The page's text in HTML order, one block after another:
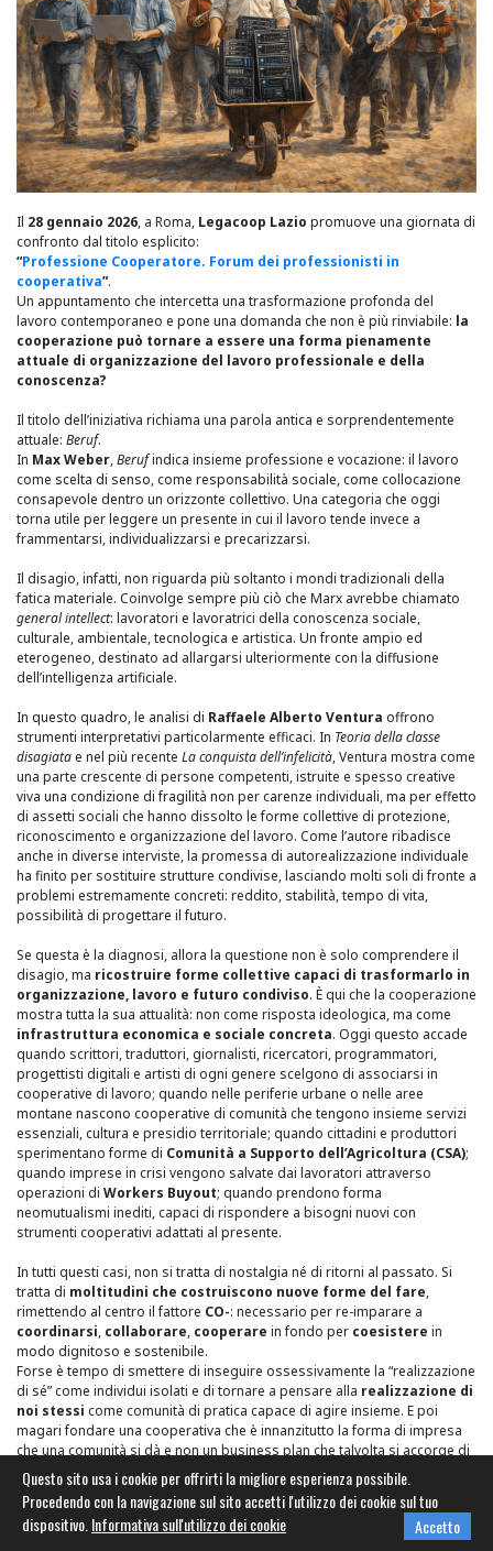
Il 28 gennaio 2026, a Roma, Legacoop Lazio promuove una giornata di
confronto dal titolo esplicito:
“Professione Cooperatore. Forum dei professionisti in
cooperativa”.
Un appuntamento che intercetta una trasformazione profonda del
lavoro contemporaneo e pone una domanda che non è più rinviabile: la
cooperazione può tornare a essere una forma pienamente
attuale di organizzazione del lavoro professionale e della
conoscenza?
Il titolo dell’iniziativa richiama una parola antica e sorprendentemente
attuale: Beruf.
In Max Weber,Berufindica insieme professione e vocazione: il lavoro
come scelta di senso, come responsabilità sociale, come collocazione
consapevole dentro un orizzonte collettivo. Una categoria che oggi
torna utile per leggere un presente in cui il lavoro tende invece a
frammentarsi, individualizzarsi e precarizzarsi.
Il disagio, infatti, non riguarda più soltanto i mondi tradizionali della
fatica materiale. Coinvolge sempre più ciò che Marx avrebbe chiamato
general intellect: lavoratori e lavoratrici della conoscenza sociale,
culturale, ambientale, tecnologica e artistica. Un fronte ampio ed
eterogeneo, destinato ad allargarsi ulteriormente con la diffusione
dell’intelligenza artificiale.
In questo quadro, le analisi di Raffaele Alberto Ventura offrono
strumenti interpretativi particolarmente efficaci. In Teoria della classe
disagiatae nel più recente La conquista dell’infelicità, Ventura mostra come
una parte crescente di persone competenti, istruite e spesso creative
viva una condizione di fragilità non per carenze individuali, ma per effetto
di assetti sociali che hanno dissolto le forme collettive di protezione,
riconoscimento e organizzazione del lavoro. Come l’autore ribadisce
anche in diverse interviste, la promessa di autorealizzazione individuale
ha finito per sostituire strutture condivise, lasciando molti soli di fronte a
problemi estremamente concreti: reddito, stabilità, tempo di vita,
possibilità di progettare il futuro.
Se questa è la diagnosi, allora la questione non è solo comprendere il
disagio, ma ricostruire forme collettive capaci di trasformarlo in
organizzazione, lavoro e futuro condiviso. È qui che la cooperazione
mostra tutta la sua attualità: non come risposta ideologica, ma come
infrastruttura economica e sociale concreta. Oggi questo accade
quando scrittori, traduttori, giornalisti, ricercatori, programmatori,
progettisti digitali e artisti di ogni genere scelgono di associarsi in
cooperative di lavoro; quando nelle periferie urbane o nelle aree
montane nascono cooperative di comunità che tengono insieme servizi
essenziali, cultura e presidio territoriale; quando cittadini e produttori
sperimentano forme di Comunità a Supporto dell’Agricoltura (CSA);
quando imprese in crisi vengono salvate dai lavoratori attraverso
operazioni di Workers Buyout; quando prendono forma
neomutualismi inediti, capaci di rispondere a bisogni nuovi con
strumenti cooperativi adattati al presente.
In tutti questi casi, non si tratta di nostalgia né di ritorni al passato. Si
tratta di moltitudini che costruiscono nuove forme del fare,
rimettendo al centro il fattore CO-: necessario per re-imparare a
coordinarsi, collaborare, cooperare in fondo per coesistere in
modo dignitoso e sostenibile.
Forse è tempo di smettere di inseguire ossessivamente la “realizzazione
di sé” come individui isolati e di tornare a pensare alla realizzazione di
noi stessi come comunità di pratica capace di agire insieme. E poi
magari fondare una cooperativa che è innanzitutto la forma di impresa
che una comunità si dà e non un business plan che talvolta si accorge di
avere una comunità.
Non serve lamentarsi per un tempo perduto che non tornerà.
Serveorganizzarsi per ridiventare comunità
Questo sito usa i cookie per offrirti la migliore esperienza possibile.
Procedendo con la navigazione sul sito accetti l'utilizzo dei cookie sul tuo
dispositivo. Informativa sull'utilizzo dei cookie Accetto